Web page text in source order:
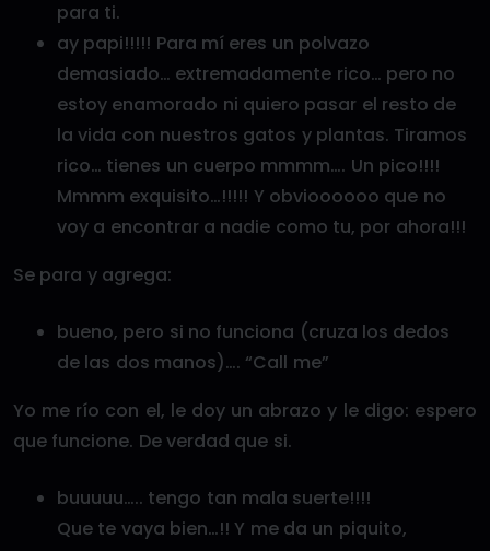
para ti.
ay papi!!!!! Para mí eres un polvazo
demasiado… extremadamente rico… pero no
estoy enamorado ni quiero pasar el resto de
la vida con nuestros gatos y plantas. Tiramos
rico… tienes un cuerpo mmmm…. Un pico!!!!
Mmmm exquisito…!!!!! Y obvioooooo que no
voy a encontrar a nadie como tu, por ahora!!!
Se para y agrega:
bueno, pero si no funciona (cruza los dedos
de las dos manos)…. “Call me”
Yo me río con el, le doy un abrazo y le digo: espero
que funcione. De verdad que si.
buuuuu….. tengo tan mala suerte!!!!
Que te vaya bien…!! Y me da un piquito,